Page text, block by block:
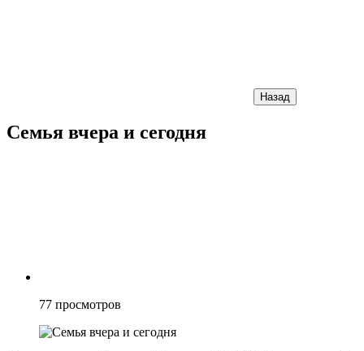
Назад
Семья вчера и сегодня
77 просмотров